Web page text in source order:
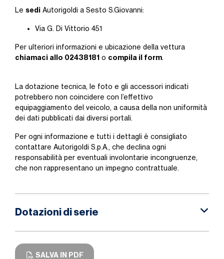
Le sedi Autorigoldi a Sesto S.Giovanni:
Via G. Di Vittorio 451
Per ulteriori informazioni e ubicazione della vettura
chiamaci allo 02438181 o compila il form.
La dotazione tecnica, le foto e gli accessori indicati
potrebbero non coincidere con l’effettivo
equipaggiamento del veicolo, a causa della non uniformità
dei dati pubblicati dai diversi portali.
Per ogni informazione e tutti i dettagli è consigliato
contattare Autorigoldi S.p.A., che declina ogni
responsabilità per eventuali involontarie incongruenze,
che non rappresentano un impegno contrattuale.
Dotazioni di serie
SALVA IN PDF